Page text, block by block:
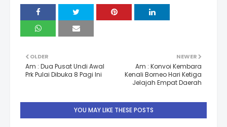
NEWER
Am : Konvoi Kembara
Kenali Borneo Hari Ketiga
Jelajah Empat Daerah
OLDER
Am : Dua Pusat Undi Awal
Prk Pulai Dibuka 8 Pagi Ini
YOU MAY LIKE THESE POSTS